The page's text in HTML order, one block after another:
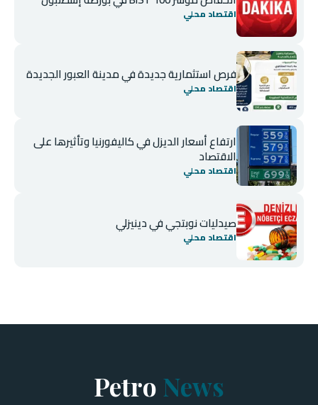
اقتصاد محلي
فرص استثمارية جديدة في مدينة العبور الجديدة
اقتصاد محلي
ارتفاع أسعار الديزل في كاليفورنيا وتأثيرها على
الاقتصاد
اقتصاد محلي
صيدليات نوبتجي في دينيزلي
اقتصاد محلي
Petro News